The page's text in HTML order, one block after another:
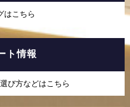
はこちら
ト情報
び方などはこちら